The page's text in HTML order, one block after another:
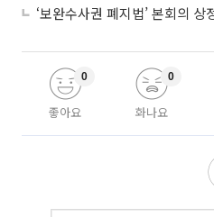
좋아요
0
화나요
0